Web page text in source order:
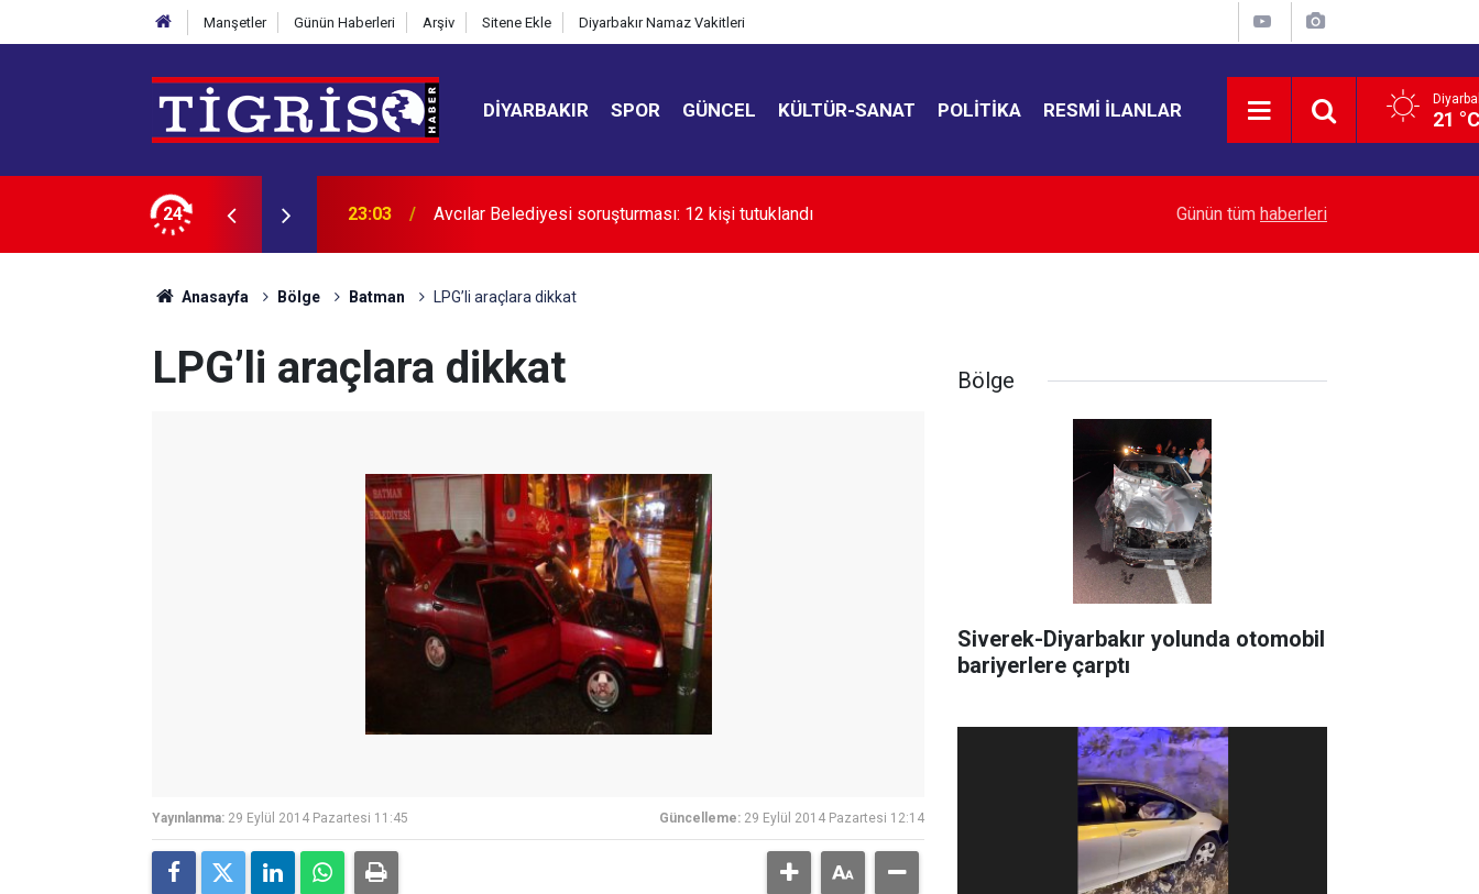
Manşetler Günün Haberleri Arşiv Sitene Ekle Diyarbakır Namaz Vakitleri
DIYARBAKIR SPOR GÜNCEL KÜLTÜR-SANAT POLITIKA RESMI İLANLAR 21
24 22:24 Diyarbakır’da uyuşturucuyla mücadele çağrısı ABD Senatosu Rusya’ya yeni yaptırımlar
Günün tüm haberleri
Anasayfa Bölge Batman LPG’li araçlara dikkat
LPG’li araçlara dikkat
Yayınlanma: 29 Eylül 2014 Pazartesi 11:45 Güncelleme: 29 Eylül 2014 Pazartesi 12:14
Bölge
Siverek-Diyarbakır yolunda otomobil
bariyerlere çarptı